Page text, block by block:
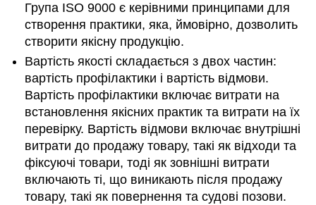
Група ISO 9000 є керівними принципами для
створення практики, яка, ймовірно, дозволить
створити якісну продукцію.
Вартість якості складається з двох частин:
вартість профілактики і вартість відмови.
Вартість профілактики включає витрати на
встановлення якісних практик та витрати на їх
перевірку. Вартість відмови включає внутрішні
витрати до продажу товару, такі як відходи та
фіксуючі товари, тоді як зовнішні витрати
включають ті, що виникають після продажу
товару, такі як повернення та судові позови.